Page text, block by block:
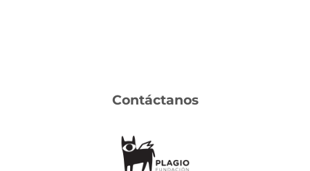
Contáctanos